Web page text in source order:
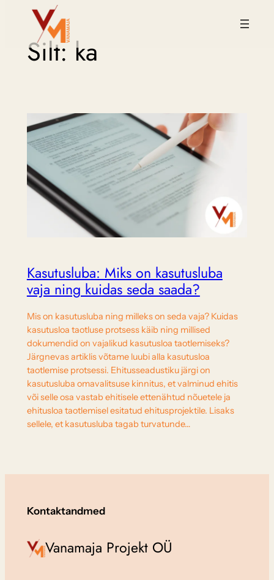
juurdeSilt:ka
Kasutusluba: Miks on kasutusluba
vaja ning kuidas seda saada?
Mis on kasutusluba ning milleks on seda vaja? Kuidas
kasutusloa taotluse protsess käib ning millised
dokumendid on vajalikud kasutusloa taotlemiseks?
Järgnevas artiklis võtame luubi alla kasutusloa
taotlemise protsessi. Ehitusseadustiku järgi on
kasutusluba omavalitsuse kinnitus, et valminud ehitis
või selle osa vastab ehitisele ettenähtud nõuetele ja
ehitusloa taotlemisel esitatud ehitusprojektile. Lisaks
sellele, et kasutusluba tagab turvatunde…
Kontaktandmed
Vanamaja Projekt OÜ